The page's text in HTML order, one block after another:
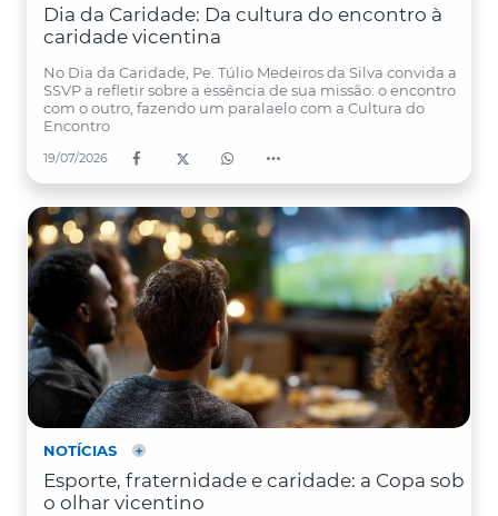
Dia da Caridade: Da cultura do encontro à
caridade vicentina
No Dia da Caridade, Pe. Túlio Medeiros da Silva convida a
SSVP a refletir sobre a essência de sua missão: o encontro
com o outro, fazendo um paralaelo com a Cultura do
Encontro
19/07/2026
NOTÍCIAS
Esporte, fraternidade e caridade: a Copa sob
o olhar vicentino